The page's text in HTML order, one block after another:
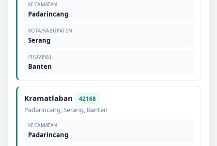
KECAMATAN
Padarincang
KOTA/KABUPATEN
Serang
PROVINSI
Banten
Kramatlaban 42168
Padarincang,Serang, Banten
KECAMATAN
Padarincang